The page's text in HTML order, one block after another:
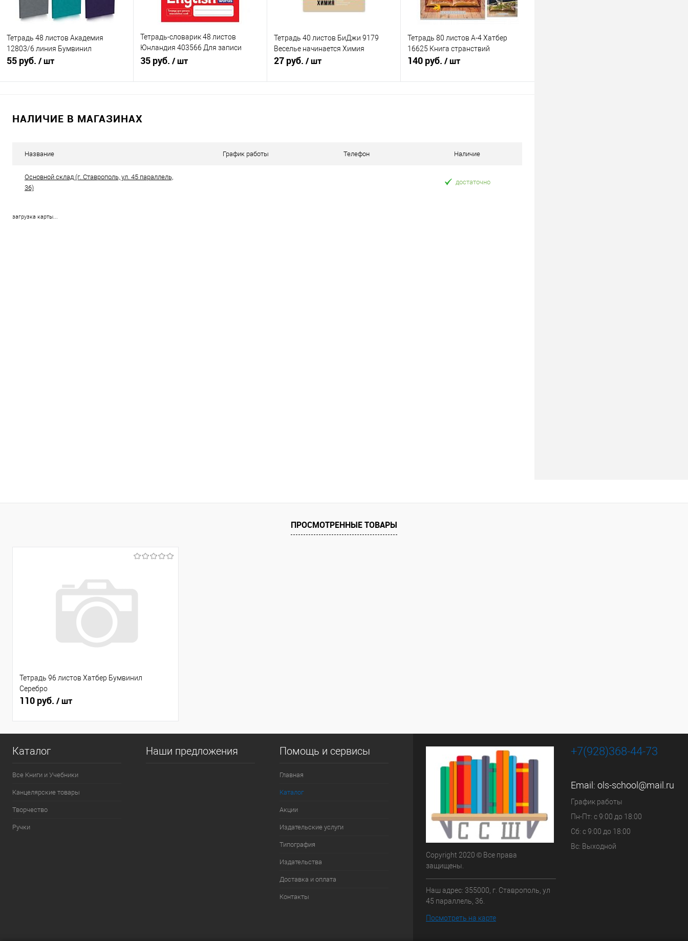
Тетрадь 48 листов Академия
12803/6 линия Бумвинил
55 руб. / шт
Купить в 1 клик
К сравнению
Тетрадь-словарик 48 листов
Юнландия 403566 Для записи
английских слов
35 руб. / шт
Тетрадь 40 листов БиДжи 9179
Веселье начинается Химия
27 руб. / шт
Тетрадь 80 листов А-4 Хатбер
16625 Книга странствий
140 руб. / шт
НАЛИЧИЕ В МАГАЗИНАХ
Название График работы Телефон Наличие
Основной склад (г. Ставрополь, ул. 45 параллель,
36)
достаточно
загрузка карты...
ПРОСМОТРЕННЫЕ ТОВАРЫ
Тетрадь 96 листов Хатбер Бумвинил
Серебро
110 руб. / шт
Каталог
Все Книги и Учебники
Канцелярские товары
Творчество
Ручки
Наши предложения Помощь и сервисы
Главная
Каталог
Акции
Издательские услуги
Типография
Издательства
Доставка и оплата
Контакты
Copyright 2020 © Все права
защищены.
Наш адрес: 355000, г. Ставрополь, ул
45 параллель, 36.
Посмотреть на карте
+7(928)368-44-73
Email: ols-school@mail.ru
График работы
Пн-Пт: с 9:00 до 18:00
Сб: с 9:00 до 18:00
Вс: Выходной